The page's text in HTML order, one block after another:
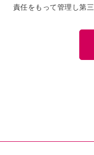
責任をもって管理し第